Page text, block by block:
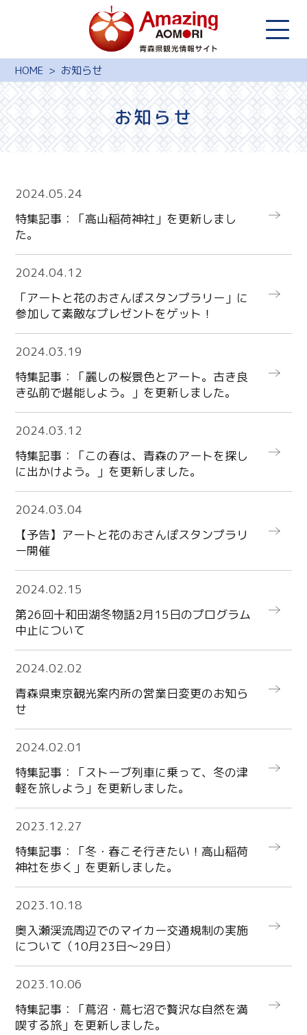
HOME お知らせ
お知らせ
特集記事：「高山稲荷神社」を更新しまし
た。
2024.05.24
「アートと花のおさんぽスタンプラリー」に
参加して素敵なプレゼントをゲット！
2024.04.12
特集記事：「麗しの桜景色とアート。古き良
き弘前で堪能しよう。」を更新しました。
2024.03.19
特集記事：「この春は、青森のアートを探し
に出かけよう。」を更新しました。
2024.03.12
【予告】アートと花のおさんぽスタンプラリ
ー開催
2024.03.04
第26回十和田湖冬物語2月15日のプログラム
中止について
2024.02.15
青森県東京観光案内所の営業日変更のお知ら
せ
2024.02.02
more
特集記事：「ストーブ列車に乗って、冬の津
軽を旅しよう」を更新しました。
2024.02.01
特集記事：「冬・春こそ行きたい！高山稲荷
神社を歩く」を更新しました。
2023.12.27
奥入瀬渓流周辺でのマイカー交通規制の実施
について（10月23日～29日）
2023.10.18
特集記事：「蔦沼・蔦七沼で贅沢な自然を満
喫する旅」を更新しました。
2023.10.06